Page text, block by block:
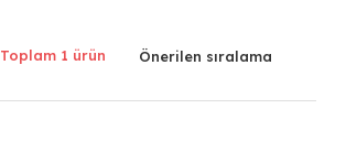
Toplam 1 ürün